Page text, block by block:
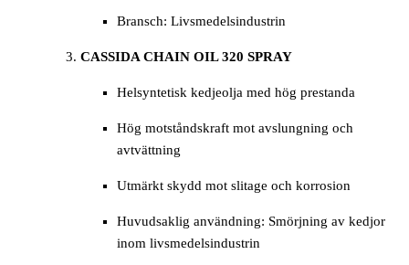
Bransch: Livsmedelsindustrin
CASSIDA CHAIN OIL 320 SPRAY
Helsyntetisk kedjeolja med hög prestanda
Hög motståndskraft mot avslungning och
avtvättning
Utmärkt skydd mot slitage och korrosion
Huvudsaklig användning: Smörjning av kedjor
inom livsmedelsindustrin